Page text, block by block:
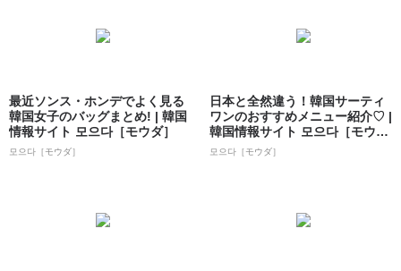
最近ソンス・ホンデでよく見る
韓国女子のバッグまとめ! | 韓国
情報サイト 모으다［モウダ］
모으다［モウダ］
日本と全然違う！韓国サーティ
ワンのおすすめメニュー紹介♡ |
韓国情報サイト 모으다［モウ
ダ］
모으다［モウダ］